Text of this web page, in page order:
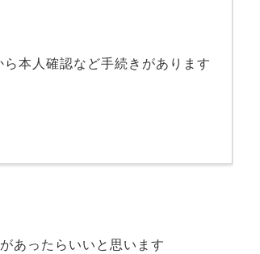
本人確認など手続きがあります
ったらいいと思います